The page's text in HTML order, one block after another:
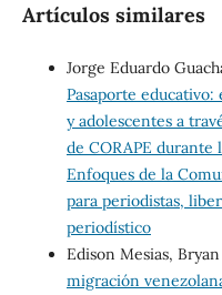
Artículos similares
Jorge Eduardo
Pasaporte
y adolescentes a
de CORAPE
Enfoques de la
para periodistas,
periodístico
Edison Mesias,
migración